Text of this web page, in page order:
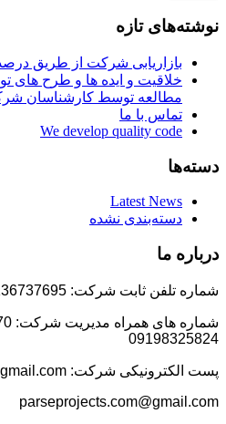
نوشته‌های تازه
بازاریابی شرکت از طریق
خلاقیت و ایده ها و طرح های
مطالعه توسط کارشناسان
تماس با ما
We develop quality code
دسته‌ها
Latest News
دسته‌بندی نشده
درباره ما
شماره تلفن ثابت شرکت: 02136737695
09198325824
پست الکترونیکی شرکت: amin.hosein@gmail.com
parseprojects.com@gmail.com